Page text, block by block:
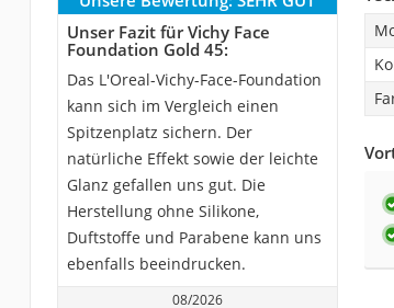
Unser Fazit für Vichy Face
Foundation Gold 45:
Das L'Oreal-Vichy-Face-Foundation
kann sich im Vergleich einen
Spitzenplatz sichern. Der
natürliche Effekt sowie der leichte
Glanz gefallen uns gut. Die
Herstellung ohne Silikone,
Duftstoffe und Parabene kann uns
ebenfalls beeindrucken.
08/2026